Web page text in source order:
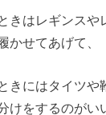
きはレギンスや
かせてあげて、
きにはタイツや
けをするのがい